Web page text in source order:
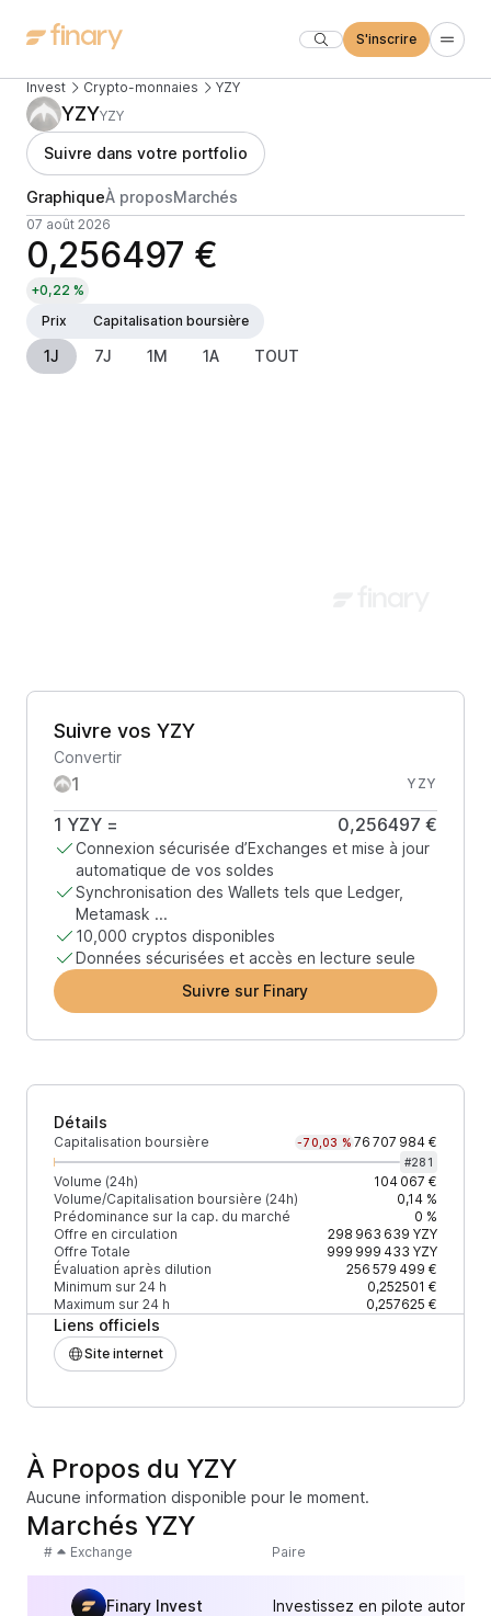
S'inscrire
Invest Crypto-monnaies YZY
YZYYZY
Suivre dans votre portfolio
GraphiqueÀ proposMarchés
07 août 2026
0,256497 €
+0,22 %
Prix
Capitalisation boursière
1J 7J 1M 1A TOUT
Suivre vos YZY
Convertir
YZY
1 YZY = 0,256497 €
Connexion sécurisée d’Exchanges et mise à jour
automatique de vos soldes
Synchronisation des Wallets tels que Ledger,
Metamask ...
10,000 cryptos disponibles
Données sécurisées et accès en lecture seule
Suivre sur Finary
Détails
Capitalisation boursière -70,03 % 76 707 984 €
#281
Volume (24h)
104 067 €
Volume/Capitalisation boursière (24h)
0,14 %
Prédominance sur la cap. du marché
0 %
Offre en circulation
298 963 639 YZY
Offre Totale
999 999 433 YZY
Évaluation après dilution
256 579 499 €
Minimum sur 24 h
0,252501 €
Maximum sur 24 h
0,257625 €
Liens officiels
Site internet
À Propos du YZY
Aucune information disponible pour le moment.
Marchés YZY
# Exchange Paire
Finary Invest Investissez en pilote